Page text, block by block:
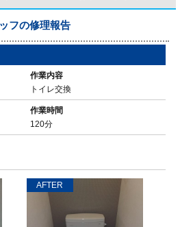
フの修理報告
作業内容
トイレ交換
作業時間
120分
AFTER